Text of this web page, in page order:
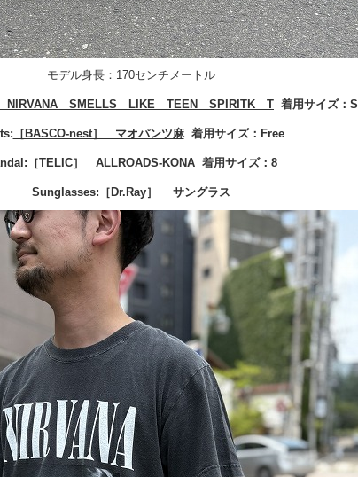
モデル身長：170センチメートル
NIRVANA SMELLS LIKE TEEN SPIRITK T 着用サイズ：S
［BASCO-nest］ マオパンツ麻着用サイズ：Free
［TELIC］ ALLROADS-KONA 着用サイズ：8
Sunglasses:［Dr.Ray］ サングラス